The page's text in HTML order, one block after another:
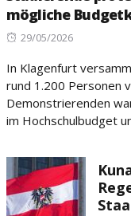
mögliche
Posted
29/05/2026
In Klagenfurt
rund 1.200 Personen
Demonstrierenden
im Hochschulbudget